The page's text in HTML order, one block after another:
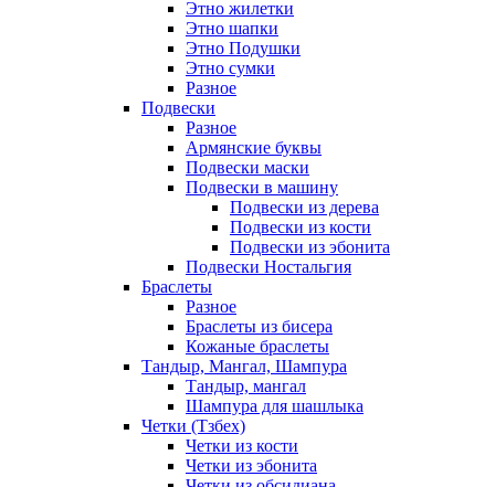
Этно жилетки
Этно шапки
Этно Подушки
Этно сумки
Разное
Подвески
Разное
Армянские буквы
Подвески маски
Подвески в машину
Подвески из дерева
Подвески из кости
Подвески из эбонита
Подвески Ностальгия
Браслеты
Разное
Браслеты из бисера
Кожаные браслеты
Тандыр, Мангал, Шампура
Тандыр, мангал
Шампура для шашлыка
Четки (Тзбех)
Четки из кости
Четки из эбонита